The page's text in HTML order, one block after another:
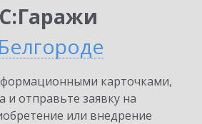
карточками,
и отправьте заявку на
или внедрение